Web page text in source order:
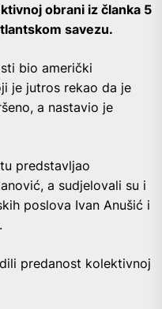
obrani iz članka 5
savezu.
bio američki
je jutros rekao da je
a nastavio je
predstavljao
a sudjelovali su i
poslova Ivan Anušić i
predanost kolektivnoj